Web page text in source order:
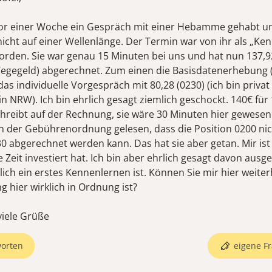
einer Woche ein Gespräch mit einer Hebamme gehabt
auf einer Wellenlänge. Der Termin war von ihr als
Sie war genau 15 Minuten bei uns und hat nun
abgerechnet. Zum einen die Basisdatenerhebung
individuelle Vorgespräch mit 80,28 (0230) (ich bin
NRW). Ich bin ehrlich gesagt ziemlich geschockt. 140€ für
auf der Rechnung, sie wäre 30 Minuten hier
der Gebührenordnung gelesen, dass die Position 0200
abgerechnet werden kann. Das hat sie aber getan. Mir
Zeit investiert hat. Ich bin aber ehrlich gesagt davon
ein erstes Kennenlernen ist. Können Sie mir hier
hier wirklich in Ordnung ist?
Grüße
eigene